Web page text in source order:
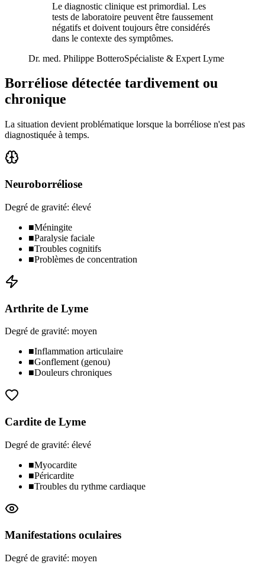
Le diagnostic clinique est primordial. Les
tests de laboratoire peuvent être faussement
négatifs et doivent toujours être considérés
dans le contexte des symptômes.
Dr. med. Philippe BotteroSpécialiste & Expert Lyme
Borréliose détectée tardivement ou
chronique
La situation devient problématique lorsque la borréliose n'est pas
diagnostiquée à temps.
Neuroborréliose
Degré de gravité: élevé
■Méningite
■Paralysie faciale
■Troubles cognitifs
■Problèmes de concentration
Arthrite de Lyme
Degré de gravité: moyen
■Inflammation articulaire
■Gonflement (genou)
■Douleurs chroniques
Cardite de Lyme
Degré de gravité: élevé
■Myocardite
■Péricardite
■Troubles du rythme cardiaque
Manifestations oculaires
Degré de gravité: moyen